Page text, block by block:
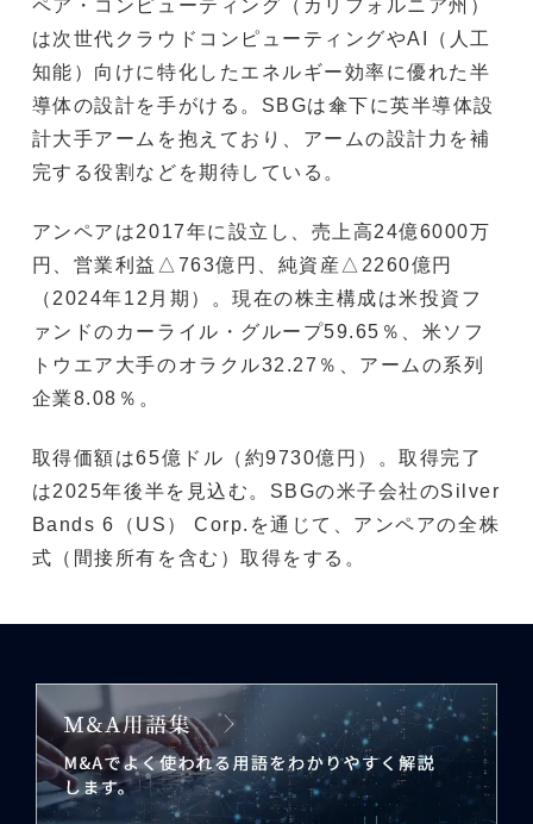
ペア・コンピューティング（カリフォルニア州）
は次世代クラウドコンピューティングやAI（人工
知能）向けに特化したエネルギー効率に優れた半
導体の設計を手がける。SBGは傘下に英半導体設
計大手アームを抱えており、アームの設計力を補
完する役割などを期待している。
アンペアは2017年に設立し、売上高24億6000万
円、営業利益△763億円、純資産△2260億円
（2024年12月期）。現在の株主構成は米投資フ
ァンドのカーライル・グループ59.65％、米ソフ
トウエア大手のオラクル32.27％、アームの系列
企業8.08％。
取得価額は65億ドル（約9730億円）。取得完了
は2025年後半を見込む。SBGの米子会社のSilver
Bands 6（US） Corp.を通じて、アンペアの全株
式（間接所有を含む）取得をする。